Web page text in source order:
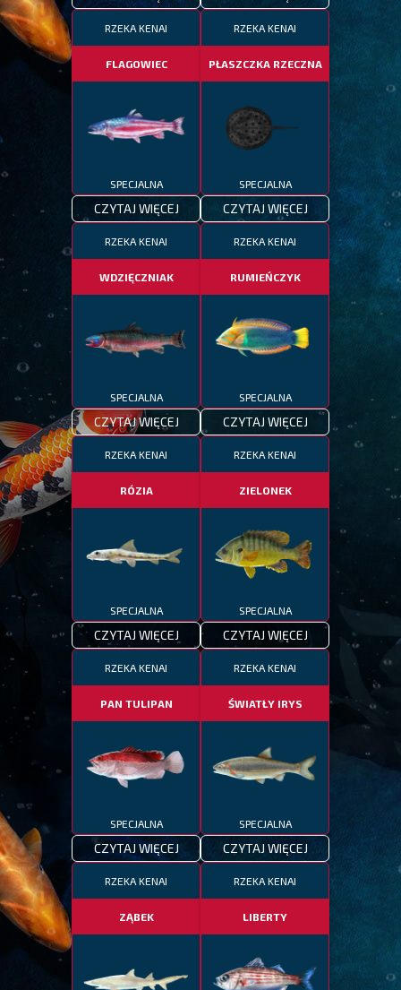
RZEKA KENAI
FLAGOWIEC
SPECJALNA
CZYTAJ WIĘCEJ
RZEKA KENAI
PŁASZCZKA RZECZNA
SPECJALNA
CZYTAJ WIĘCEJ
RZEKA KENAI
WDZIĘCZNIAK
SPECJALNA
CZYTAJ WIĘCEJ
RZEKA KENAI
RUMIEŃCZYK
SPECJALNA
CZYTAJ WIĘCEJ
RZEKA KENAI
RÓZIA
SPECJALNA
CZYTAJ WIĘCEJ
RZEKA KENAI
ZIELONEK
SPECJALNA
CZYTAJ WIĘCEJ
RZEKA KENAI
PAN TULIPAN
SPECJALNA
CZYTAJ WIĘCEJ
RZEKA KENAI
ŚWIATŁY IRYS
SPECJALNA
CZYTAJ WIĘCEJ
RZEKA KENAI
ZĄBEK
RZEKA KENAI
LIBERTY